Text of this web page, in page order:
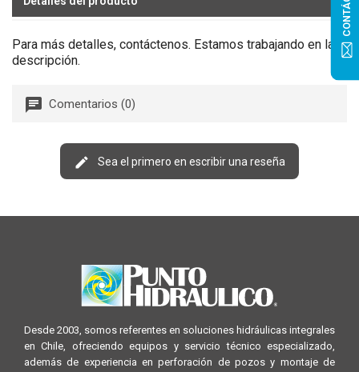
Para más detalles, contáctenos. Estamos trabajando en la
descripción.
Comentarios (0)
Sea el primero en escribir una reseña
Desde 2003, somos referentes en soluciones hidráulicas integrales
en Chile, ofreciendo equipos y servicio técnico especializado,
además de experiencia en perforación de pozos y montaje de